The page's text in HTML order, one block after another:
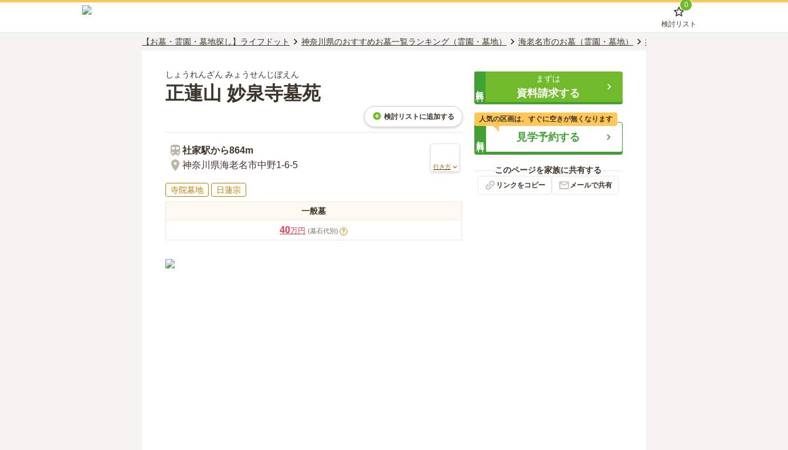
0
検討リスト
【お墓・霊園・墓地探し】ライフドット 神奈川県のおすすめお墓一覧ランキング（霊園・墓地） 海老名市のお墓（霊園・墓地） 社家駅のお墓（霊園・墓地）
しょうれんざん みょうせんじぼえん
正蓮山 妙泉寺墓苑
検討リストに追加する
社家駅から864m
神奈川県海老名市中野1-6-5
行き方
寺院墓地 日蓮宗
一般墓
40万円 (墓石代別) ?
まずは
資料請求する
見学予約する
人気の区画は、すぐに空きが無くなります
このページを家族に共有する
リンクをコピー メールで共有